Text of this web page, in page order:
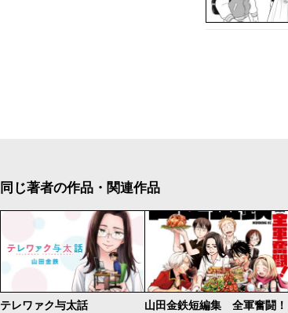
同じ著者の作品・関連作品
テレワァク与太話 山田金鉄短編集 全軍奮闘！